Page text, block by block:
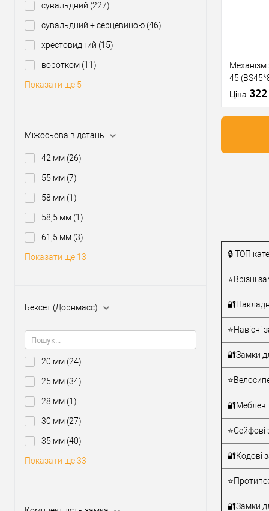
сувальдний (227)
сувальдний + серцевиною (46)
хрестовидний (15)
воротком (11)
Показати ще 5
Міжосьова відстань
42 мм (26)
55 мм (7)
58 мм (1)
58,5 мм (1)
61,5 мм (3)
Показати ще 13
Бексет (Дорнмасс)
20 мм (24)
25 мм (34)
28 мм (1)
30 мм (27)
35 мм (40)
Показати ще 33
У
Матеріал
Країна
Міжосьова
відстань
Механізм
45
матова
Ціна 322
Тип товару
Країна
відстань
🔒 ТОП
⭐Врізні
⭐Навісні
🔐Замки
⭐Сейфові
🔐Кодові
🔐Замки